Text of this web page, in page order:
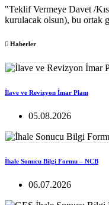
"Teklif Vermeye Davet /
kurulacak olsun), bu ortak
Haberler
İlave ve Revizyon İmar Planı
05.08.2026
İhale Sonucu Bilgi Formu – NCB
06.07.2026